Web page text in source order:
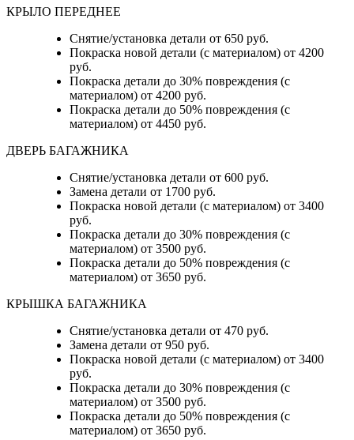
КРЫЛО ПЕРЕДНЕЕ
Снятие/установка детали от 650 руб.
Покраска новой детали (с материалом) от 4200
руб.
Покраска детали до 30% повреждения (с
материалом) от 4200 руб.
Покраска детали до 50% повреждения (с
материалом) от 4450 руб.
ДВЕРЬ БАГАЖНИКА
Снятие/установка детали от 600 руб.
Замена детали от 1700 руб.
Покраска новой детали (с материалом) от 3400
руб.
Покраска детали до 30% повреждения (с
материалом) от 3500 руб.
Покраска детали до 50% повреждения (с
материалом) от 3650 руб.
КРЫШКА БАГАЖНИКА
Снятие/установка детали от 470 руб.
Замена детали от 950 руб.
Покраска новой детали (с материалом) от 3400
руб.
Покраска детали до 30% повреждения (с
материалом) от 3500 руб.
Покраска детали до 50% повреждения (с
материалом) от 3650 руб.